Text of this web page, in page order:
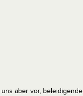
aber vor, beleidigende